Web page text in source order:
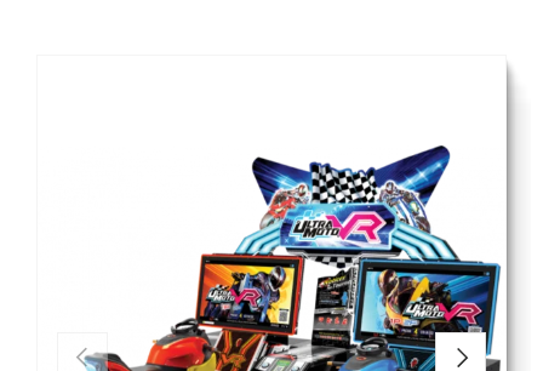
PRÉCÉDENT SUIVANT